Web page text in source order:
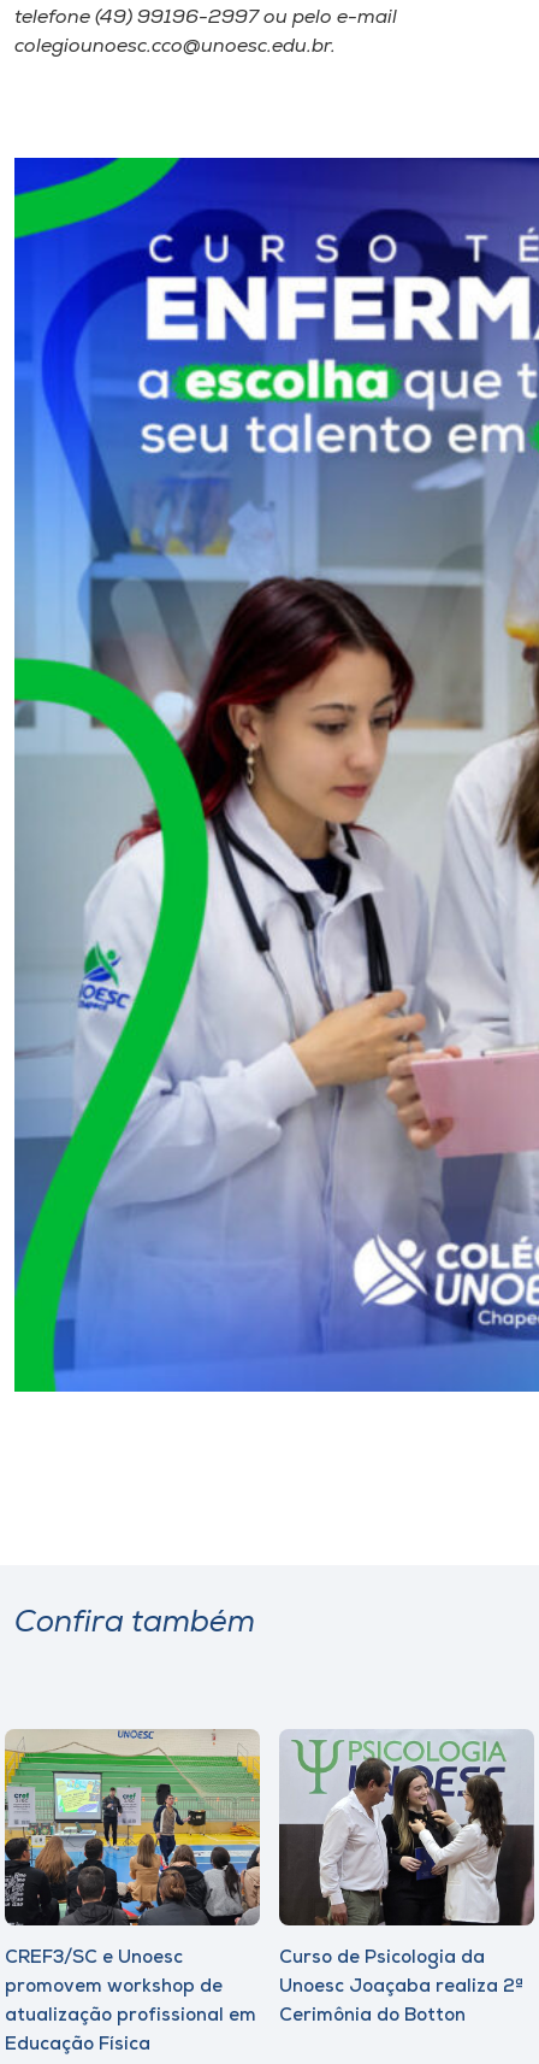
telefone (49) 99196-2997 ou pelo e-mail
colegiounoesc.cco@unoesc.edu.br.
Confira também
CREF3/SC e Unoesc
promovem workshop de
atualização profissional em
Educação Física
Curso de Psicologia da
Unoesc Joaçaba realiza 2ª
Cerimônia do Botton